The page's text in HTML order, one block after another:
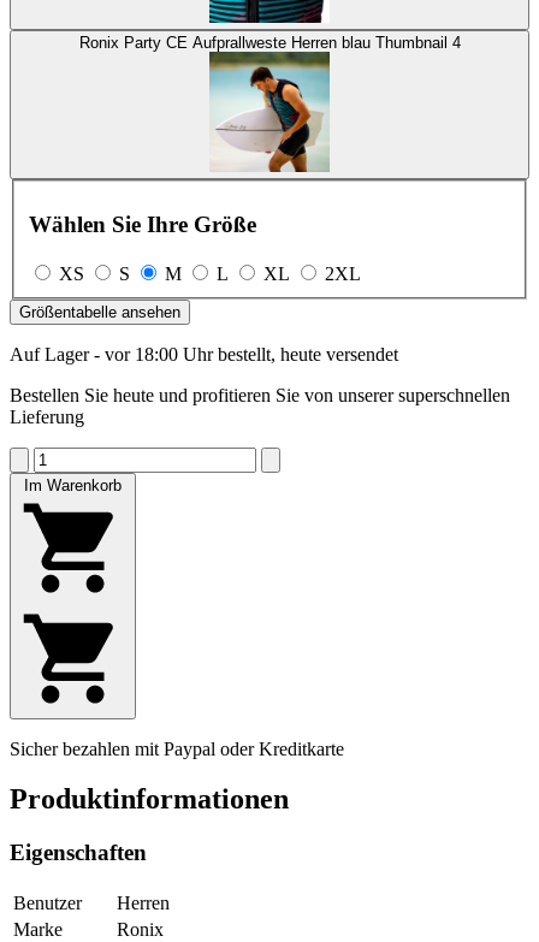
Ronix Party CE Aufprallweste Herren blau Thumbnail 4
Wählen Sie Ihre Größe
XS S M L XL 2XL
Größentabelle ansehen
Auf Lager - vor 18:00 Uhr bestellt, heute versendet
Bestellen Sie heute und profitieren Sie von unserer superschnellen
Lieferung
Im Warenkorb
Sicher bezahlen mit Paypal oder Kreditkarte
Produktinformationen
Eigenschaften
Benutzer
Herren
Marke
Ronix